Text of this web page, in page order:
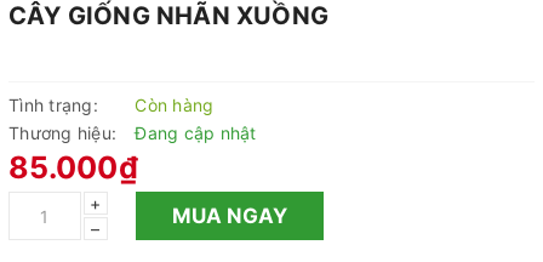
CÂY GIỐNG NHÃN XUỒNG
Tình trạng:
Còn hàng
Thương hiệu:
Đang cập nhật
85.000₫
+
–
MUA NGAY